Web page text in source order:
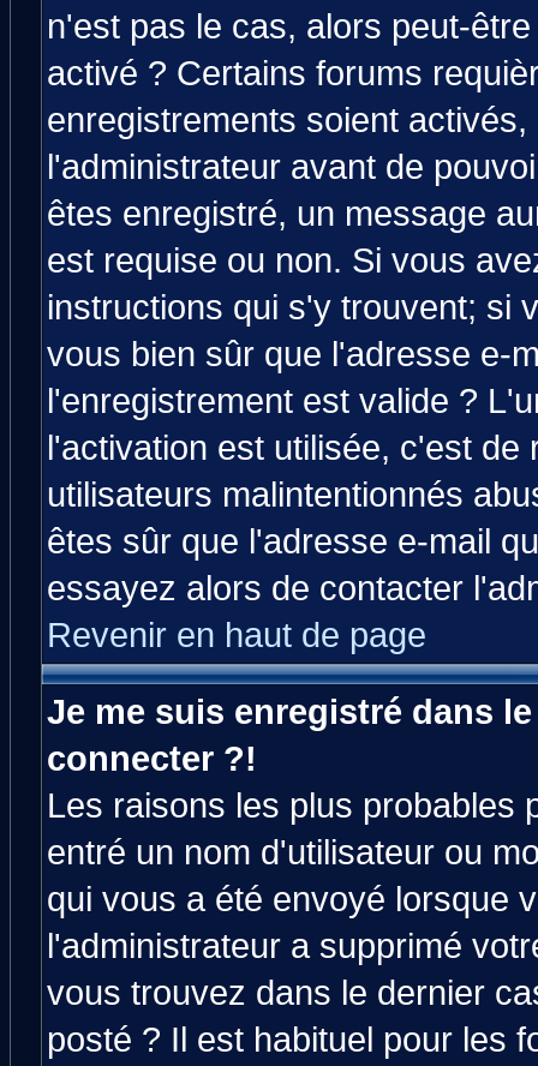
n'est pas le cas, alors peut-
activé ? Certains forums
enregistrements soient
l'administrateur avant de
êtes enregistré, un message
est requise ou non. Si vous
instructions qui s'y trouvent; si
vous bien sûr que l'adresse e-
l'enregistrement est valide ?
l'activation est utilisée, c'est
utilisateurs malintentionnés
êtes sûr que l'adresse e-mail
essayez alors de contacter
Revenir en haut de page
Je me suis enregistré dans
connecter ?!
Les raisons les plus probables
entré un nom d'utilisateur ou
qui vous a été envoyé lorsque
l'administrateur a supprimé
vous trouvez dans le dernier
posté ? Il est habituel pour les